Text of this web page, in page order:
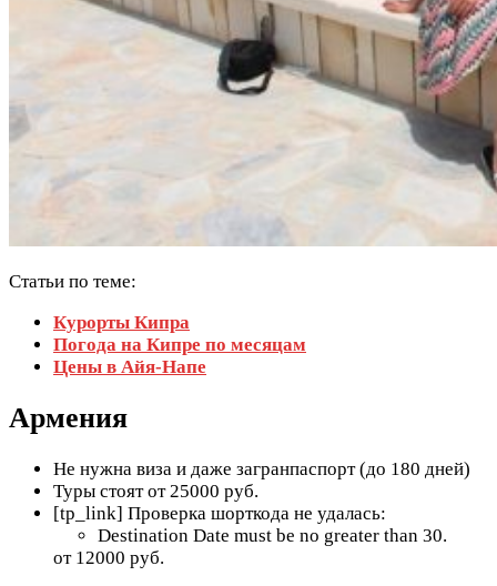
Статьи по теме:
Курорты Кипра
Погода на Кипре по месяцам
Цены в Айя-Напе
Армения
Не нужна виза и даже загранпаспорт (до 180 дней)
Туры стоят от 25000 руб.
[tp_link] Проверка шорткода не удалась:
Destination Date must be no greater than 30.
от 12000 руб.